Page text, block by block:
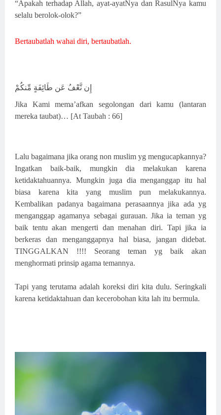
“Apakah terhadap Allah, ayat-ayatNya dan RasulNya kamu
selalu berolok-olok?”
Bertaubatlah wahai diri, bertaubatlah.
إِن نَّعْفُ عَن طَائِفَةٍ مِّنكُمْ
Jika Kami mema’afkan segolongan dari kamu (lantaran
mereka taubat)… [At Taubah : 66]
Lalu bagaimana jika orang non muslim yg mengucapkannya?
Ingatkan baik-baik, mungkin dia melakukan karena
ketidaktahuannya. Mungkin juga dia menganggap itu hal
biasa karena kita yang muslim pun melakukannya.
Kembalikan padanya bagaimana perasaannya jika ada yg
menganggap agamanya sebagai gurauan. Jika ia teman yg
baik tentu akan mengerti dan menahan diri. Tapi jika ia
berkeras dan menganggapnya hal biasa, jangan didebat.
TINGGALKAN !!!! Seorang teman yg baik akan
menghormati prinsip agama temannya.
Tapi yang terutama adalah koreksi diri kita dulu. Seringkali
karena ketidaktahuan dan kecerobohan kita lah itu bermula.